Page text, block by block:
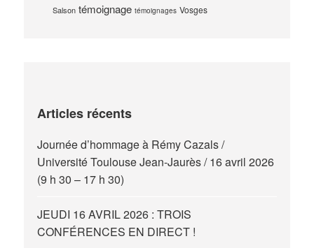
Salson témoignage témoignages Vosges
Articles récents
Journée d’hommage à Rémy Cazals /
Université Toulouse Jean-Jaurès / 16 avril 2026
(9 h 30 – 17 h 30)
JEUDI 16 AVRIL 2026 : TROIS
CONFÉRENCES EN DIRECT !